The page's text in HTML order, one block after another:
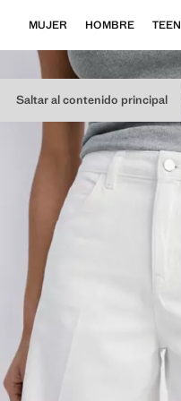
Saltar al contenido principal
MUJER HOMBRE TEEN